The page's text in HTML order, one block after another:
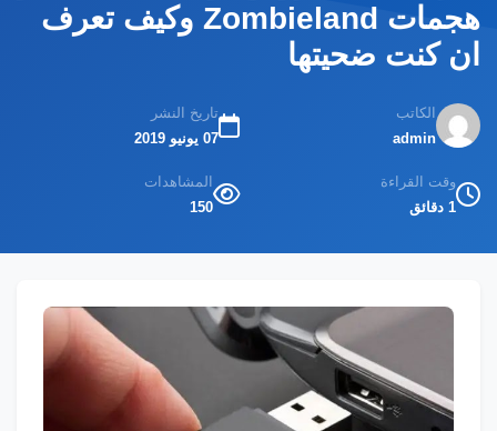
هجمات Zombieland وكيف تعرف
ان كنت ضحيتها
الكاتب
admin
تاريخ النشر
07 يونيو 2019
وقت القراءة
1 دقائق
المشاهدات
150